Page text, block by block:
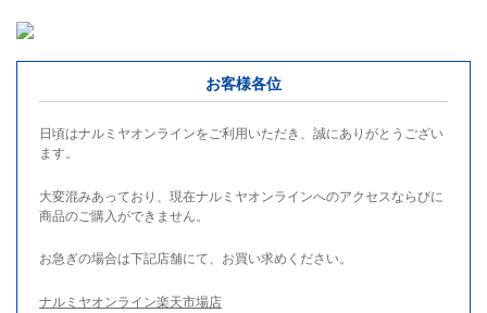
お客様各位
日頃はナルミヤオンラインをご利用いただき、誠にありがとうござい
ます。
大変混みあっており、現在ナルミヤオンラインへのアクセスならびに
商品のご購入ができません。
お急ぎの場合は下記店舗にて、お買い求めください。
ナルミヤオンライン楽天市場店